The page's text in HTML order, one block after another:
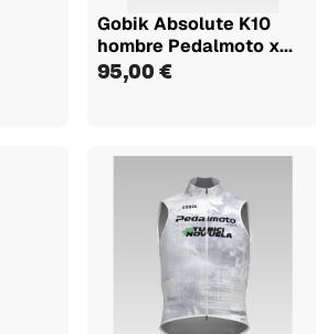
Gobik Absolute K10
hombre Pedalmoto x...
95,00 €